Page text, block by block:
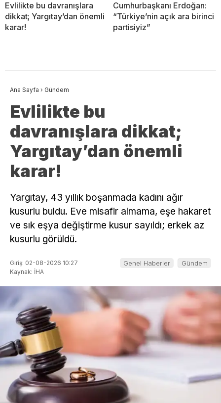
Evlilikte bu davranışlara
dikkat; Yargıtay’dan önemli
karar!
Cumhurbaşkanı Erdoğan:
“Türkiye’nin açık ara birinci
partisiyiz”
Ana Sayfa › Gündem
Evlilikte bu
davranışlara dikkat;
Yargıtay’dan önemli
karar!
Yargıtay, 43 yıllık boşanmada kadını ağır
kusurlu buldu. Eve misafir almama, eşe hakaret
ve sık eşya değiştirme kusur sayıldı; erkek az
kusurlu görüldü.
Giriş: 02-08-2026 10:27
Kaynak: İHA
Genel Haberler Gündem